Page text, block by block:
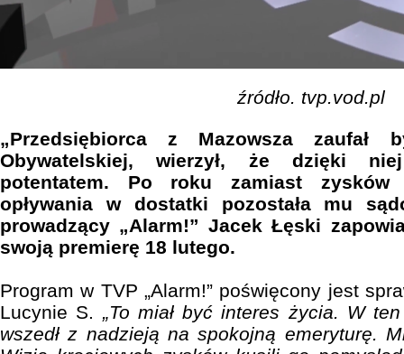
źródło. tvp.vod.pl
„Przedsiębiorca z Mazowsza zaufał
Obywatelskiej, wierzył, że dzięki
potentatem. Po roku zamiast zysków
opływania w dostatki pozostała mu
prowadzący „Alarm!” Jacek Łęski
swoją premierę 18 lutego.
Program w TVP „Alarm!” poświęcony jest
Lucynie S. „To miał być interes życia. W
wszedł z nadzieją na spokojną emeryturę.